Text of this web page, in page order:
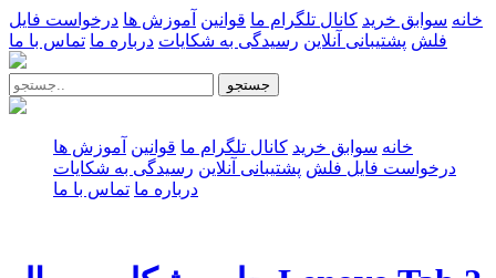
خانه سوابق خرید کانال تلگرام ما قوانین آموزش ها درخواست فایل
فلش پشتیبانی آنلاین رسیدگی به شکایات درباره ما تماس با ما
جستجو
خانه سوابق خرید کانال تلگرام ما قوانین آموزش ها
درخواست فایل فلش پشتیبانی آنلاین رسیدگی به شکایات
درباره ما تماس با ما